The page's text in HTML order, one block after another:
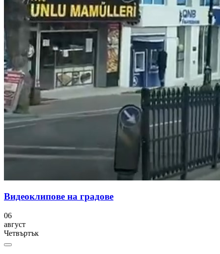
Видеоклипове на градове
06
август
Четвъртък